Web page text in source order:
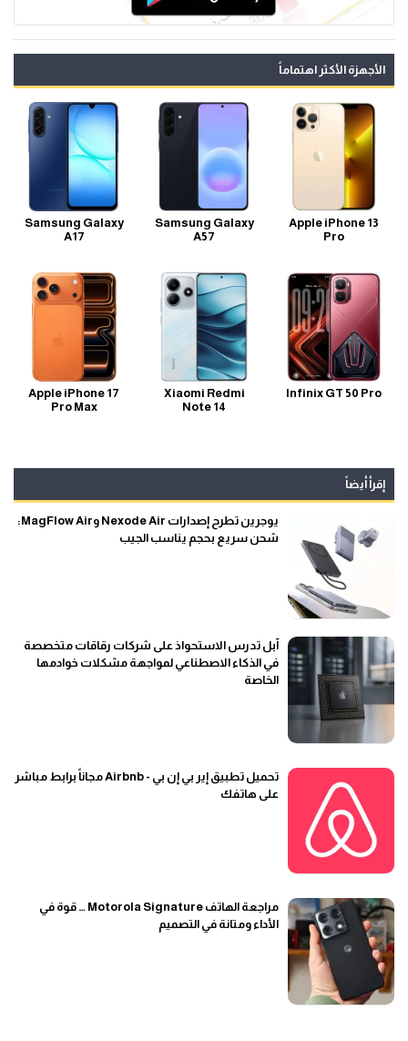
الأجهزة الأكثر اهتماماً
Apple iPhone 13
Pro
Samsung Galaxy
A57
Samsung Galaxy
A17
Infinix GT 50 Pro
Xiaomi Redmi
Note 14
Apple iPhone 17
Pro Max
إقرأ أيضاً
يوجرين تطرح إصدارات Nexode Air وMagFlow Air:
شحن سريع بحجم يناسب الجيب
آبل تدرس الاستحواذ على شركات رقاقات متخصصة
في الذكاء الاصطناعي لمواجهة مشكلات خوادمها
الخاصة
تحميل تطبيق إير بي إن بي - Airbnb مجاناً برابط مباشر
على هاتفك
مراجعة الهاتف Motorola Signature … قوة في
الأداء ومتانة في التصميم